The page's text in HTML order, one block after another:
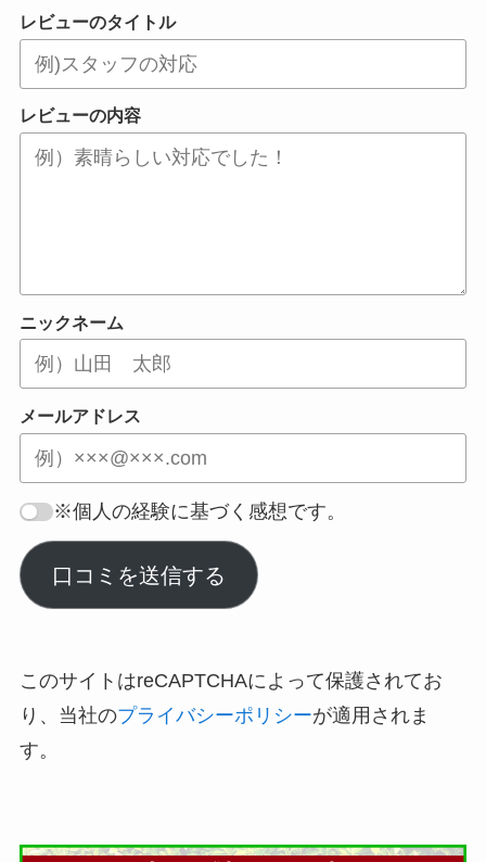
レビューのタイトル
レビューの内容
ニックネーム
メールアドレス
※個人の経験に基づく感想です。
口コミを送信する
このサイトはreCAPTCHAによって保護されてお
り、当社のプライバシーポリシーが適用されま
す。